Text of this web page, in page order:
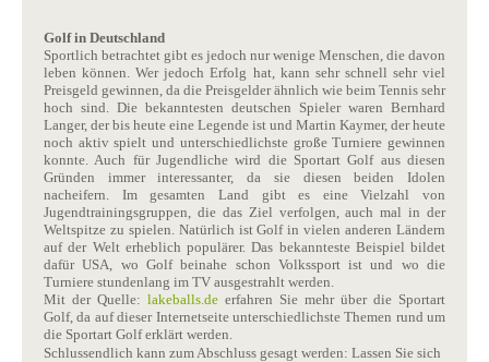
Golf in Deutschland
Sportlich betrachtet gibt es jedoch nur wenige Menschen, die davon
leben können. Wer jedoch Erfolg hat, kann sehr schnell sehr viel
Preisgeld gewinnen, da die Preisgelder ähnlich wie beim Tennis sehr
hoch sind. Die bekanntesten deutschen Spieler waren Bernhard
Langer, der bis heute eine Legende ist und Martin Kaymer, der heute
noch aktiv spielt und unterschiedlichste große Turniere gewinnen
konnte. Auch für Jugendliche wird die Sportart Golf aus diesen
Gründen immer interessanter, da sie diesen beiden Idolen
nacheifern. Im gesamten Land gibt es eine Vielzahl von
Jugendtrainingsgruppen, die das Ziel verfolgen, auch mal in der
Weltspitze zu spielen. Natürlich ist Golf in vielen anderen Ländern
auf der Welt erheblich populärer. Das bekannteste Beispiel bildet
dafür USA, wo Golf beinahe schon Volkssport ist und wo die
Turniere stundenlang im TV ausgestrahlt werden.
Mit der Quelle: lakeballs.de erfahren Sie mehr über die Sportart
Golf, da auf dieser Internetseite unterschiedlichste Themen rund um
die Sportart Golf erklärt werden.
Schlussendlich kann zum Abschluss gesagt werden: Lassen Sie sich